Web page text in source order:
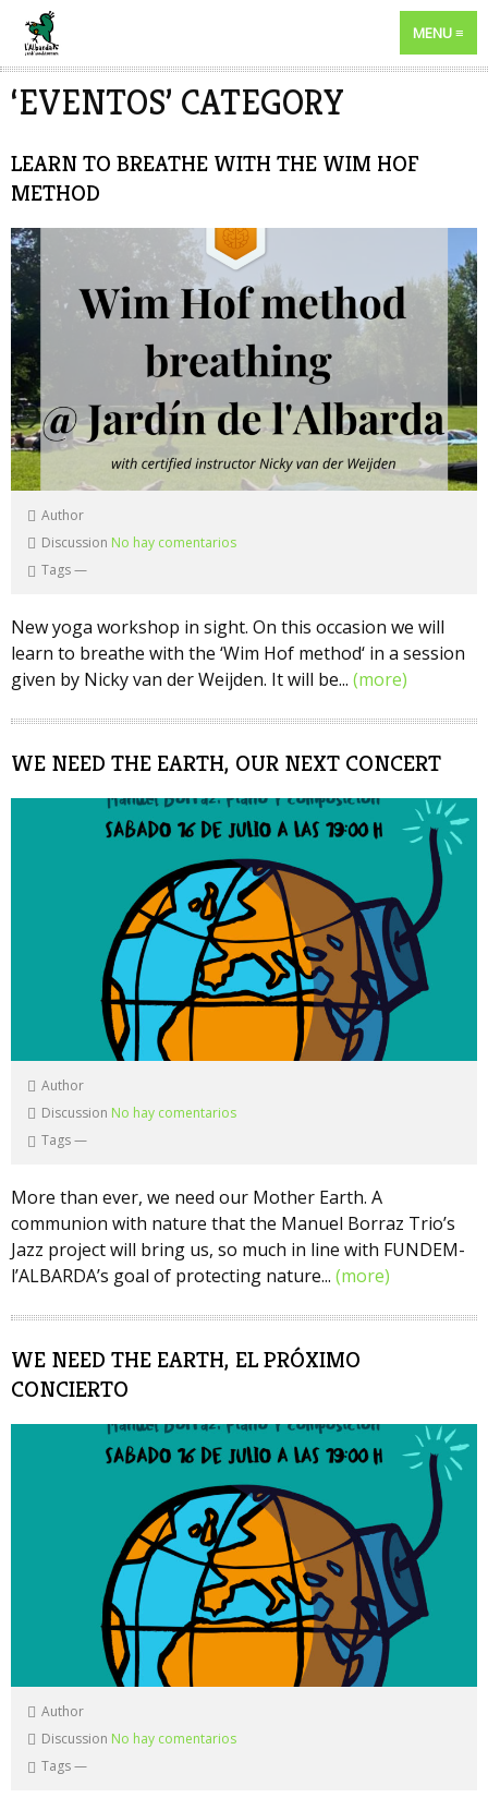
MENU
‘EVENTOS’ CATEGORY
LEARN TO BREATHE WITH THE WIM HOF
METHOD
Author
Discussion No hay comentarios
Tags—
New yoga workshop in sight. On this occasion we will
learn to breathe with the ‘Wim Hof method‘ in a session
given by Nicky van der Weijden. It will be... (more)
WE NEED THE EARTH, OUR NEXT CONCERT
Author
Discussion No hay comentarios
Tags—
More than ever, we need our Mother Earth. A
communion with nature that the Manuel Borraz Trio’s
Jazz project will bring us, so much in line with FUNDEM-
l’ALBARDA’s goal of protecting nature... (more)
WE NEED THE EARTH, EL PRÓXIMO
CONCIERTO
Author
Discussion No hay comentarios
Tags—